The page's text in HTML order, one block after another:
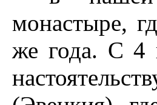
монастыре,
же года. С 4